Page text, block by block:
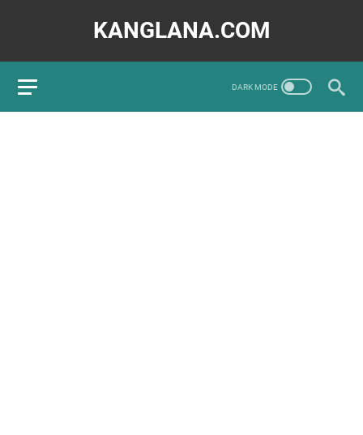
KANGLANA.COM